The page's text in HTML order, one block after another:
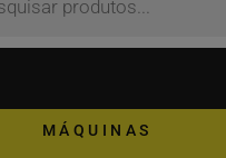
MÁQUINAS